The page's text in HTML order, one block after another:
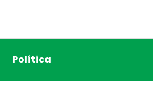
Política